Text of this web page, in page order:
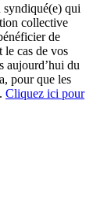
syndiqué(e) qui
collective
de
le cas de vos
aujourd’hui du
pour que les
Cliquez ici pour